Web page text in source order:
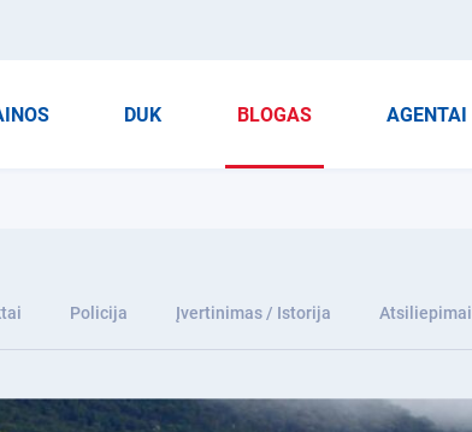
DUK BLOGAS AGENTAI
Policija Įvertinimas / Istorija Atsiliepimai